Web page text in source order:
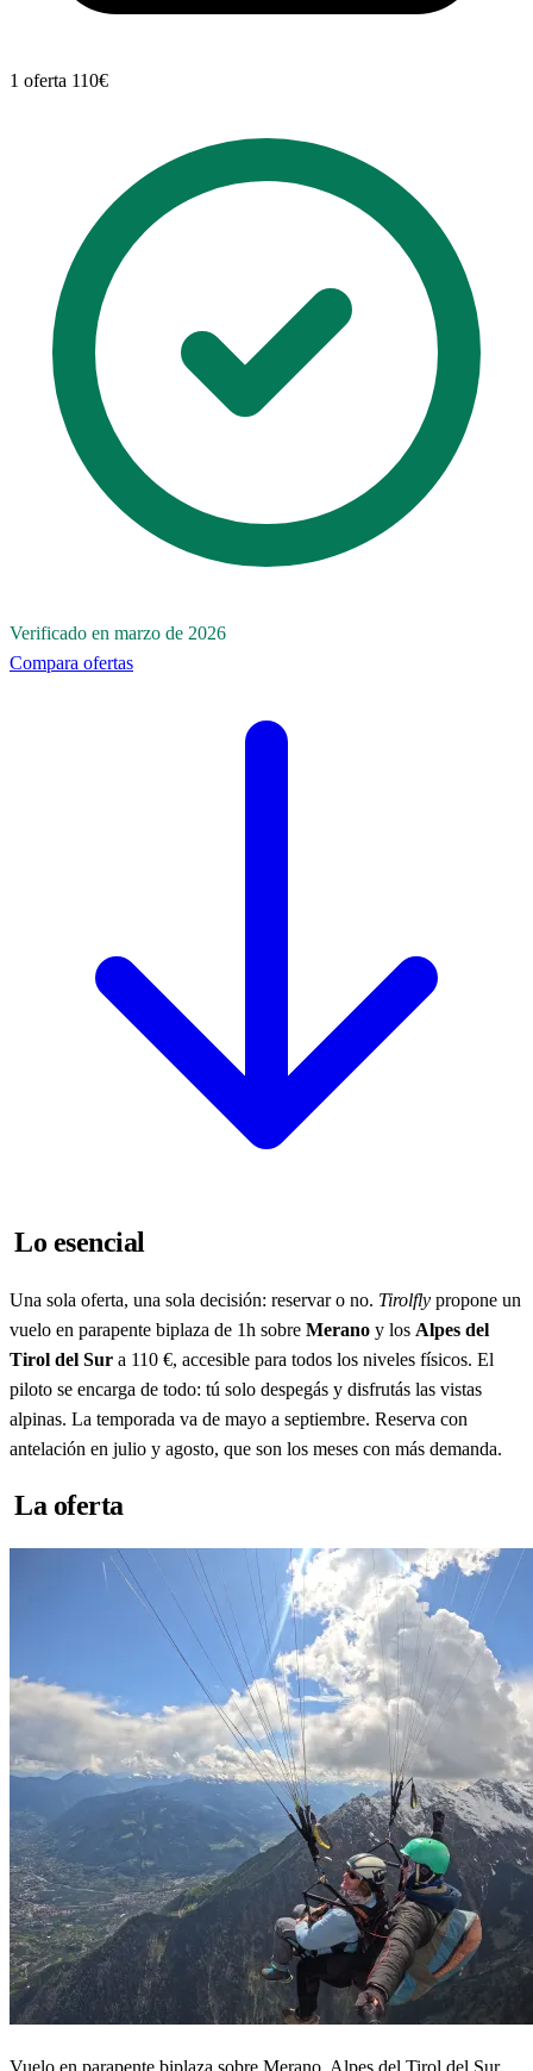
1 oferta 110€
Verificado en marzo de 2026
Compara ofertas
Lo esencial
Una sola oferta, una sola decisión: reservar o no. Tirolfly propone un
vuelo en parapente biplaza de 1h sobre Merano y los Alpes del
Tirol del Sur a 110 €, accesible para todos los niveles físicos. El
piloto se encarga de todo: tú solo despegás y disfrutás las vistas
alpinas. La temporada va de mayo a septiembre. Reserva con
antelación en julio y agosto, que son los meses con más demanda.
La oferta
Vuelo en parapente biplaza sobre Merano, Alpes del Tirol del Sur